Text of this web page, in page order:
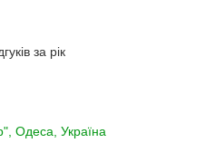
за рік
Одеса, Україна